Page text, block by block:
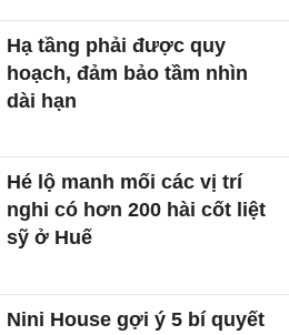
Hạ tầng phải được quy
hoạch, đảm bảo tầm nhìn
dài hạn
Hé lộ manh mối các vị trí
nghi có hơn 200 hài cốt liệt
sỹ ở Huế
Nini House gợi ý 5 bí quyết